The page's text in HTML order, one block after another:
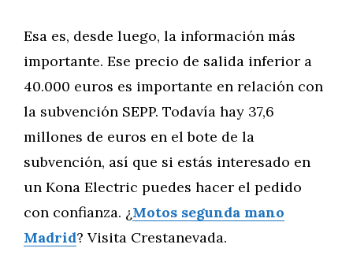
Esa es, desde luego, la información más
importante. Ese precio de salida inferior a
40.000 euros es importante en relación con
la subvención SEPP. Todavía hay 37,6
millones de euros en el bote de la
subvención, así que si estás interesado en
un Kona Electric puedes hacer el pedido
con confianza. ¿Motos segunda mano
Madrid? Visita Crestanevada.